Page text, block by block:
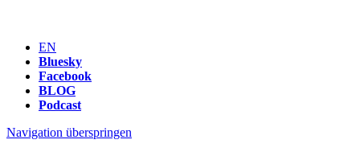
EN
Bluesky
Facebook
BLOG
Podcast
Navigation überspringen